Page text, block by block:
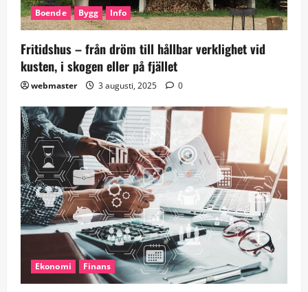
Boende Bygg Info
Fritidshus – från dröm till hållbar verklighet vid
kusten, i skogen eller på fjället
webmaster 3 augusti, 2025 0
Ekonomi Finans